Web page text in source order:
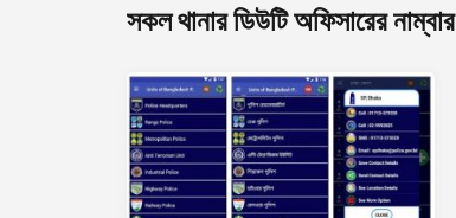
সকল থানার ডিউটি অফিসারের নাম্বার